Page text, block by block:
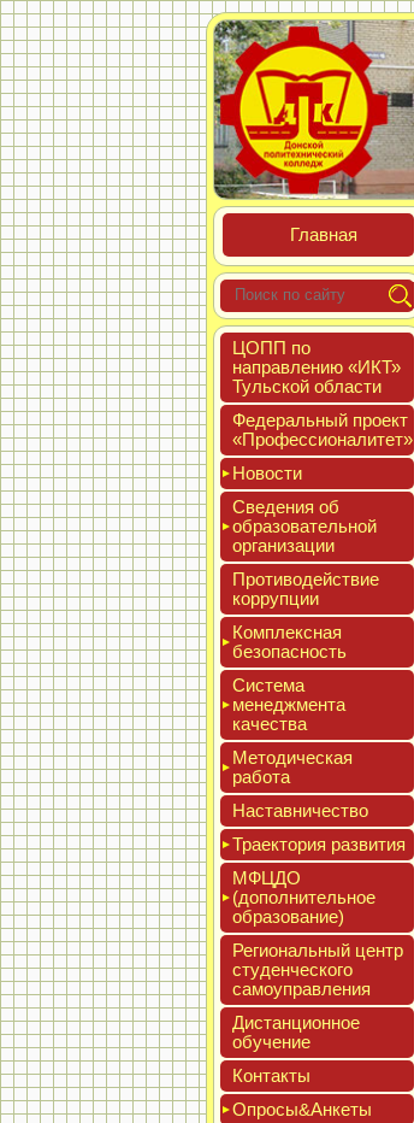
Глав­ная
ЦОПП по
нап­равле­нию «ИКТ»
Туль­ской об­ласти
Феде­раль­ный про­ект
«Про­фес­си­она­литет»
Новос­ти
Све­дения об
об­ра­зова­тель­ной
ор­га­низа­ции
Про­тиво­дей­ствие
кор­рупции
Ком­плексная
бе­зопас­ность
Сис­те­ма
ме­нед­жмен­та
ка­чес­тва
Мето­дичес­кая
ра­бота
Нас­тавни­чес­тво
Тра­ек­то­рия раз­ви­тия
МФЦДО
(до­пол­ни­тель­ное
об­ра­зова­ние)
Реги­ональ­ный центр
сту­ден­ческо­го
са­мо­уп­равле­ния
Дис­танци­он­ное
обу­чение
Кон­такты
Опро­сы&Анке­ты